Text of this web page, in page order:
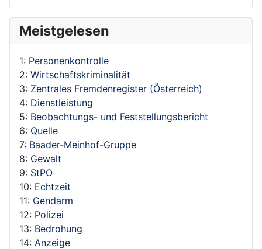
Meistgelesen
1: Personenkontrolle
2: Wirtschaftskriminalität
3: Zentrales Fremdenregister (Österreich)
4: Dienstleistung
5: Beobachtungs- und Feststellungsbericht
6: Quelle
7: Baader-Meinhof-Gruppe
8: Gewalt
9: StPO
10: Echtzeit
11: Gendarm
12: Polizei
13: Bedrohung
14: Anzeige